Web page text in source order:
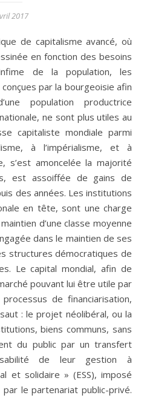
2017
en fonction des besoins
de la population, les
par la bourgeoisie afin
population productrice
ne sont plus utiles au
capitaliste mondiale parmi
à l’impérialisme, et à
s’est amoncelée la majorité
est assoiffée de gains de
des années. Les institutions
en tête, sont une charge
d’une classe moyenne
dans le maintien de ses
structures démocratiques de
Le capital mondial, afin de
pouvant lui être utile par
de financiarisation,
: le projet néolibéral, ou la
biens communs, sans
du public par un transfert
de leur gestion à
et solidaire » (ESS), imposé
le partenariat public-privé.